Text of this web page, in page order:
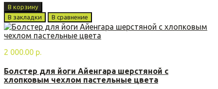
В корзину
В закладки
В сравнение
2 000.00 р.
Болстер для йоги Айенгара шерстяной с
хлопковым чехлом пастельные цвета